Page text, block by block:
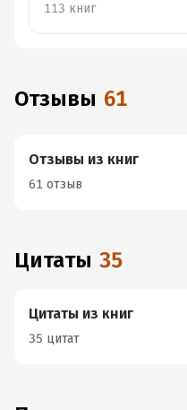
113 книг
Отзывы 61
Отзывы из книг
61 отзыв
Цитаты 35
Цитаты из книг
35 цитат